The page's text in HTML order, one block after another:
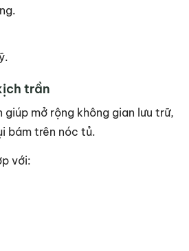
trần
mở rộng không gian lưu trữ,
bám trên nóc tủ.
với: